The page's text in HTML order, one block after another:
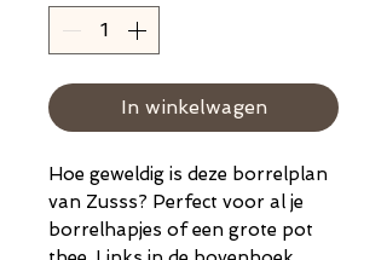
In winkelwagen
Hoe geweldig is deze borrelplan
van Zusss? Perfect voor al je
borrelhapjes of een grote pot